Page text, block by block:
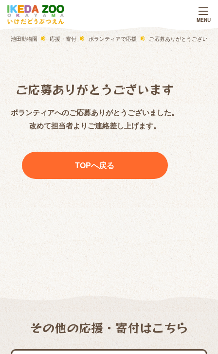
池田動物園 応援・寄付 ボランティアで応援 ご応募ありがとうございま
ご応募ありがとうございます
ボランティアへのご応募ありがとうございました。
改めて担当者よりご連絡差し上げます。
TOPへ戻る
その他の応援・寄付はこちら